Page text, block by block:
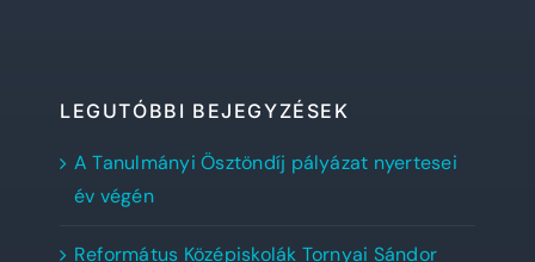
LEGUTÓBBI BEJEGYZÉSEK
A Tanulmányi Ösztöndíj pályázat nyertesei
év végén
Református Középiskolák Tornyai Sándor